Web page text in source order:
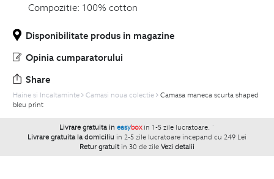
Compozitie: 100% cotton
Disponibilitate produs in magazine
Opinia cumparatorului
Share
Haine si Incaltaminte Camasi noua colectie
Camasa maneca scurta shaped
bleu print
Livrare gratuita in easybox in 1-5 zile lucratoare. `
Livrare gratuita la domiciliu in 2-5 zile lucratoare incepand cu 249 Lei
Retur gratuit in 30 de zile Vezi detalii